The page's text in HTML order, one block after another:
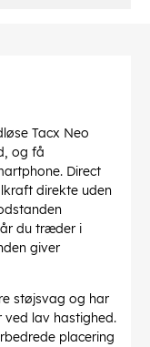
Tacx Neo
og få
Direct
direkte uden
du træder i
giver
støjsvag og har
ved lav hastighed.
placering